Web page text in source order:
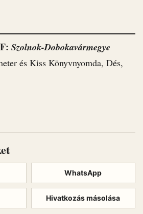
Szolnok-Dobokavármegye
és Kiss Könyvnyomda, Dés,
WhatsApp
Hivatkozás másolása